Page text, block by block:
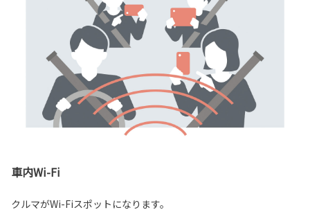
車内Wi-Fi
クルマがWi-Fiスポットになります。